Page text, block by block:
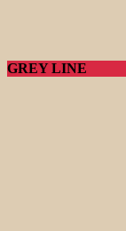
GREY LINE